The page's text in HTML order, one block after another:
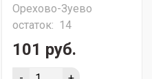
Орехово-Зуево
остаток: 14
101 руб.